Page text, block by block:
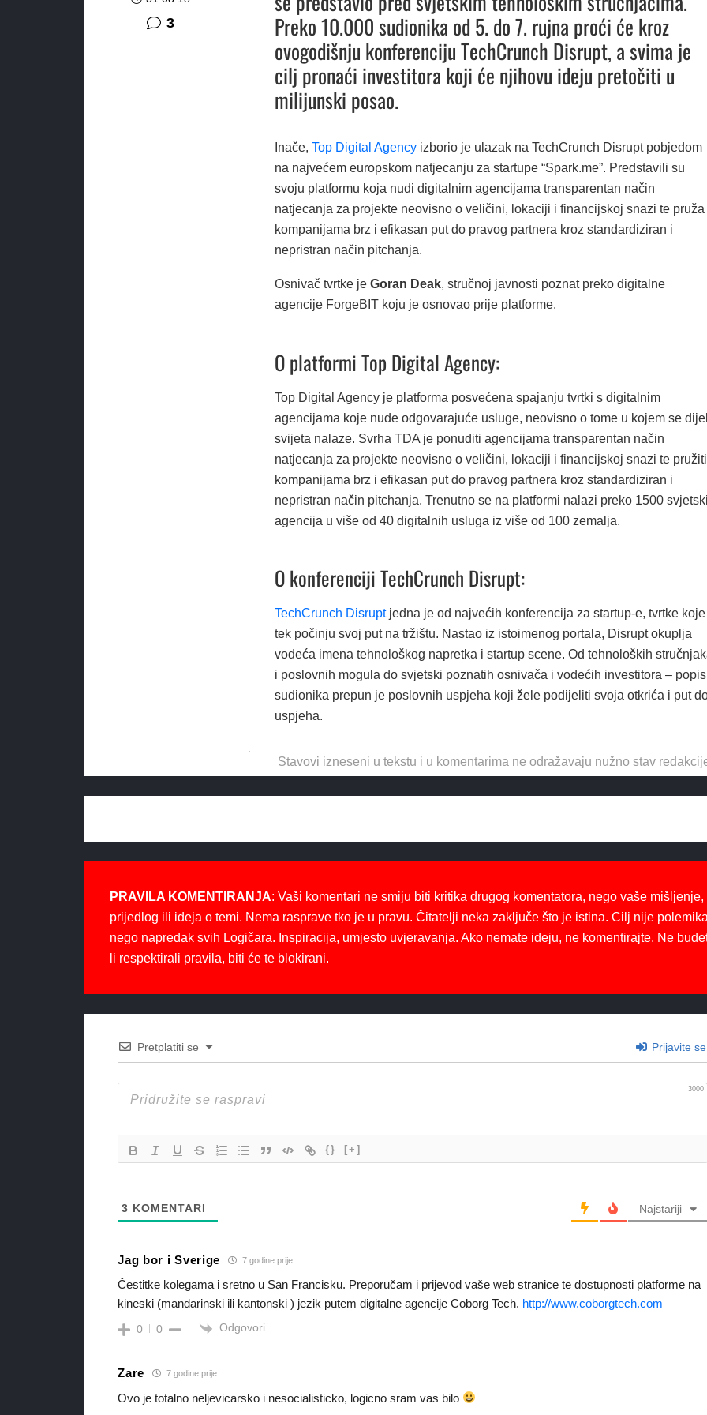
3komentara Preko 10.000 sudionika od 5. do 7. rujna proći će kroz
ovogodišnju konferenciju TechCrunch Disrupt, a svima je
cilj pronaći investitora koji će njihovu ideju pretočiti u
milijunski posao.
Inače, Top Digital Agencyizborio je ulazak na TechCrunch Disrupt pobjedom
na najvećem europskom natjecanju za startupe “Spark.me”. Predstavili su
svoju platformu koja nudi digitalnim agencijama transparentan način
natjecanja za projekte neovisno o veličini, lokaciji i financijskoj snazi te pruža
kompanijama brz i efikasan put do pravog partnera kroz standardiziran i
nepristran način pitchanja.
Osnivač tvrtke je Goran Deak, stručnoj javnosti poznat preko digitalne
agencije ForgeBIT koju je osnovao prije platforme.
O platformi Top Digital Agency:
Top Digital Agency je platforma posvećena spajanju tvrtki s digitalnim
agencijama koje nude odgovarajuće usluge, neovisno o tome u kojem se
svijeta nalaze. Svrha TDA je ponuditi agencijama transparentan način
natjecanja za projekte neovisno o veličini, lokaciji i financijskoj snazi te pružiti
kompanijama brz i efikasan put do pravog partnera kroz standardiziran i
nepristran način pitchanja. Trenutno se na platformi nalazi preko 1500
agencija u više od 40 digitalnih usluga iz više od 100 zemalja.
O konferenciji TechCrunch Disrupt:
TechCrunch Disruptjedna je od najvećih konferencija za startup-e, tvrtke koje
tek počinju svoj put na tržištu. Nastao iz istoimenog portala, Disrupt okuplja
vodeća imena tehnološkog napretka i startup scene. Od tehnoloških
i poslovnih mogula do svjetski poznatih osnivača i vodećih investitora – popis
sudionika prepun je poslovnih uspjeha koji žele podijeliti svoja otkrića i put
uspjeha.
Stavovi izneseni u tekstu i u komentarima ne odražavaju nužno stav
PRAVILA KOMENTIRANJA: Vaši komentari ne smiju biti kritika drugog komentatora, nego vaše mišljenje,
prijedlog ili ideja o temi. Nema rasprave tko je u pravu. Čitatelji neka zaključe što je istina. Cilj nije
nego napredak svih Logičara. Inspiracija, umjesto uvjeravanja. Ako nemate ideju, ne komentirajte. Ne
li respektirali pravila, biti će te blokirani.
Pretplatiti se Prijavite se
3000
{} [+]
3 KOMENTARI Najstariji
Jag bor i Sverige 7 godine prije
Čestitke kolegama i sretno u San Francisku. Preporučam i prijevod vaše web stranice te dostupnosti platforme na
kineski (mandarinski ili kantonski ) jezik putem digitalne agencije Coborg Tech. http://www.coborgtech.com
0 0 Odgovori
Zare 7 godine prije
Ovo je totalno neljevicarsko i nesocialisticko, logicno sram vas bilo